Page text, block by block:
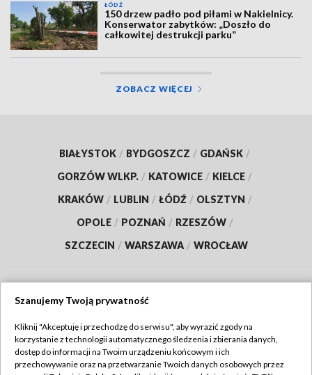
ŁÓDŹ
150 drzew padło pod piłami w Nakielnicy.
Konserwator zabytków: „Doszło do
całkowitej destrukcji parku”
ZOBACZ WIĘCEJ
BIAŁYSTOK / BYDGOSZCZ / GDAŃSK /
GORZÓW WLKP. / KATOWICE / KIELCE /
KRAKÓW / LUBLIN / ŁÓDŹ / OLSZTYN /
OPOLE / POZNAŃ / RZESZÓW /
SZCZECIN / WARSZAWA / WROCŁAW
TVP
Abonament TVP
Regulamin TVP
Szanujemy Twoją prywatność
Kliknij "Akceptuję i przechodzę do serwisu", aby wyrazić zgody na
korzystanie z technologii automatycznego śledzenia i zbierania danych,
dostęp do informacji na Twoim urządzeniu końcowym i ich
przechowywanie oraz na przetwarzanie Twoich danych osobowych przez